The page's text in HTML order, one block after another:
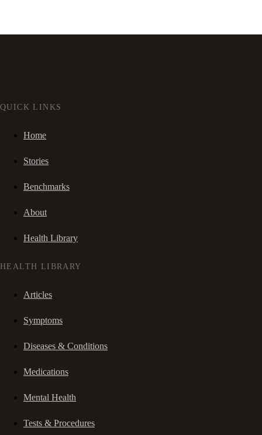
QUICK LINKS
Home
Stories
Benchmarks
About
Health Library
HEALTH LIBRARY
Articles
Symptoms
Diseases & Conditions
Medications
Mental Health
Tests & Procedures